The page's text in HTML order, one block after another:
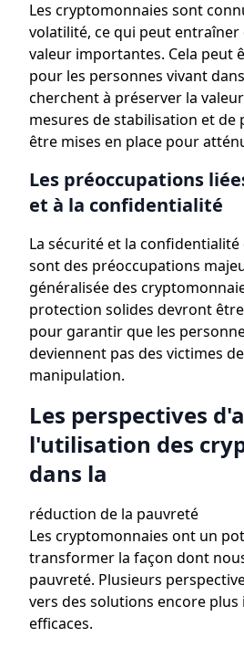
Les cryptomonnaies sont
volatilité, ce qui peut
valeur importantes. Cela peut
pour les personnes vivant
cherchent à préserver la
mesures de stabilisation et
être mises en place pour
Les préoccupations
et à la confidentialité
La sécurité et la
sont des préoccupations
généralisée des
protection solides devront
pour garantir que les
deviennent pas des victimes
manipulation.
Les perspectives
l'utilisation des
dans la
réduction de la pauvreté
Les cryptomonnaies ont un
transformer la façon dont
pauvreté. Plusieurs
vers des solutions encore
efficaces.